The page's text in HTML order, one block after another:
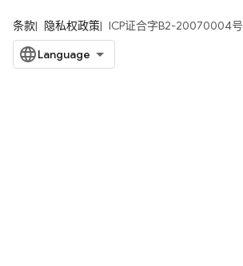
条款 隐私权政策 ICP证合字B2-20070004号